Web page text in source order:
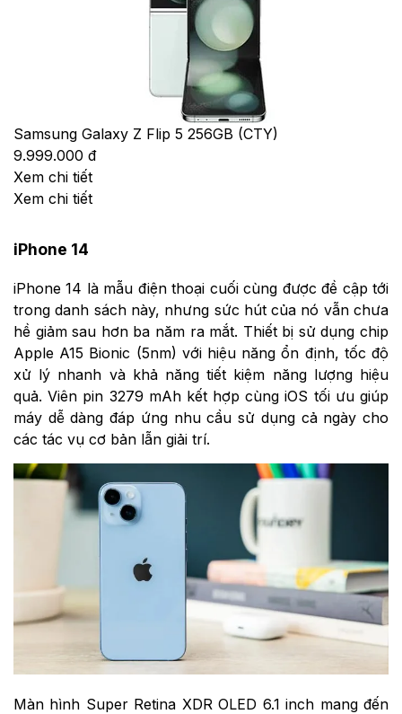
Samsung Galaxy Z Flip 5 256GB (CTY)
9.999.000 đ
Xem chi tiết
Xem chi tiết
iPhone 14
iPhone 14 là mẫu điện thoại cuối cùng được đề cập tới
trong danh sách này, nhưng sức hút của nó vẫn chưa
hề giảm sau hơn ba năm ra mắt. Thiết bị sử dụng chip
Apple A15 Bionic (5nm) với hiệu năng ổn định, tốc độ
xử lý nhanh và khả năng tiết kiệm năng lượng hiệu
quả. Viên pin 3279 mAh kết hợp cùng iOS tối ưu giúp
máy dễ dàng đáp ứng nhu cầu sử dụng cả ngày cho
các tác vụ cơ bản lẫn giải trí.
Màn hình Super Retina XDR OLED 6.1 inch mang đến